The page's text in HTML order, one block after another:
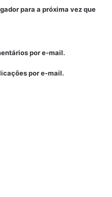
para a próxima vez que
por e-mail.
por e-mail.